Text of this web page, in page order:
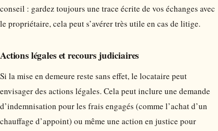
conseil : gardez toujours une trace écrite de vos échanges avec
le propriétaire, cela peut s’avérer très utile en cas de litige.
Actions légales et recours judiciaires
Si la mise en demeure reste sans effet, le locataire peut
envisager des actions légales. Cela peut inclure une demande
d’indemnisation pour les frais engagés (comme l’achat d’un
chauffage d’appoint) ou même une action en justice pour